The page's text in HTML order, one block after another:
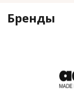
Бренды